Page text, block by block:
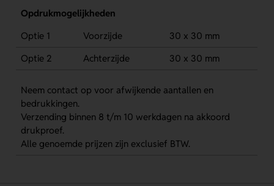
Opdrukmogelijkheden
Optie 1
Voorzijde
30 x 30 mm
Optie 2
Achterzijde 30 x 30 mm
Neem contact op voor afwijkende aantallen en
bedrukkingen.
Verzending binnen 8 t/m 10 werkdagen na akkoord
drukproef.
Alle genoemde prijzen zijn exclusief BTW.